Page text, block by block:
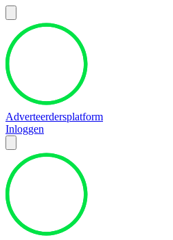
Adverteerdersplatform
Inloggen